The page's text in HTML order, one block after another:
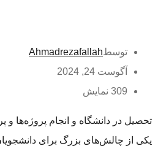
توسطAhmadrezafallah
آگوست 24, 2024
309 نمایش
تحصیل در دانشگاه و انجام پروژه‌ها و
یکی از چالش‌های بزرگ برای